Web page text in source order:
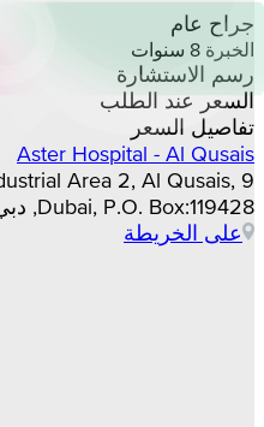
جراح عام
الخبرة 8 سنوات
رسم الاستشارة
السعر عند الطلب
تفاصيل السعر
Aster Hospital - Al Qusais
Area 2, Al Qusais,
Dubai, P.O. Box:119428, دبي
على الخريطة